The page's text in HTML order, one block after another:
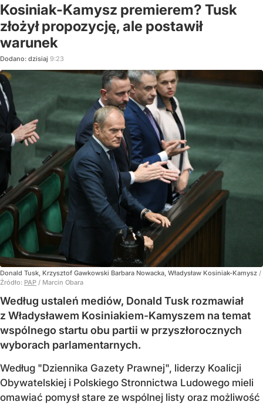
Kosiniak-Kamysz premierem? Tusk
złożył propozycję, ale postawił
warunek
Dodano: dzisiaj 9:23
Donald Tusk, Krzysztof Gawkowski Barbara Nowacka, Władysław Kosiniak-Kamysz /
Źródło: PAP / Marcin Obara
Według ustaleń mediów, Donald Tusk rozmawiał
z Władysławem Kosiniakiem-Kamyszem na temat
wspólnego startu obu partii w przyszłorocznych
wyborach parlamentarnych.
Według "Dziennika Gazety Prawnej", liderzy Koalicji
Obywatelskiej i Polskiego Stronnictwa Ludowego mieli
omawiać pomysł stare ze wspólnej listy oraz możliwość